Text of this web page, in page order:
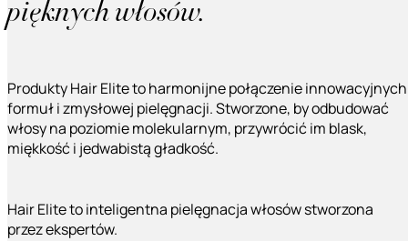
pięknych włosów.
Produkty Hair Elite to harmonijne połączenie innowacyjnych
formuł i zmysłowej pielęgnacji. Stworzone, by odbudować
włosy na poziomie molekularnym, przywrócić im blask,
miękkość i jedwabistą gładkość.
Hair Elite to inteligentna pielęgnacja włosów stworzona
przez ekspertów.